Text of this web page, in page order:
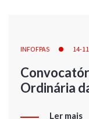
INFOFPAS 14-
Ordinária
Ler mais